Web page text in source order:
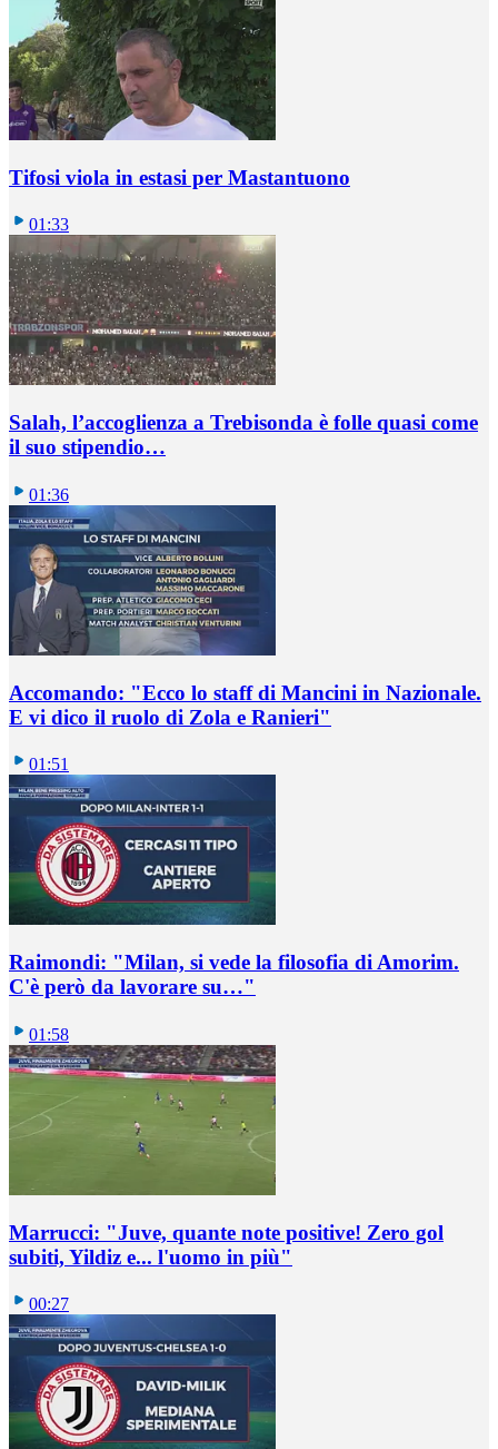
Tifosi viola in estasi per Mastantuono
01:33
Salah, l’accoglienza a Trebisonda è folle quasi come
il suo stipendio…
01:36
Accomando: "Ecco lo staff di Mancini in Nazionale.
E vi dico il ruolo di Zola e Ranieri"
01:51
Raimondi: "Milan, si vede la filosofia di Amorim.
C'è però da lavorare su…"
01:58
Marrucci: "Juve, quante note positive! Zero gol
subiti, Yildiz e... l'uomo in più"
00:27